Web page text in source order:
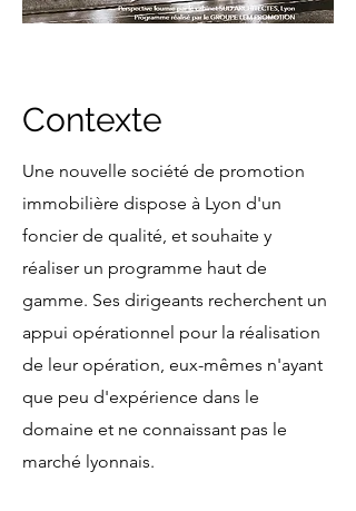
Contexte
Une nouvelle société de promotion
immobilière dispose à Lyon d'un
foncier de qualité, et souhaite y
réaliser un programme haut de
gamme. Ses dirigeants recherchent un
appui opérationnel pour la réalisation
de leur opération, eux-mêmes n'ayant
que peu d'expérience dans le
domaine et ne connaissant pas le
marché lyonnais.